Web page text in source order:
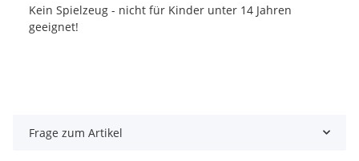
Kein Spielzeug - nicht für Kinder unter 14 Jahren
geeignet!
Frage zum Artikel